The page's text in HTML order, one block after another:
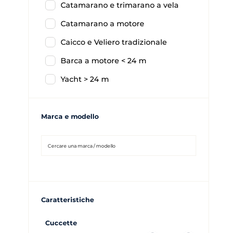
Catamarano e trimarano a vela
Catamarano a motore
Caicco e Veliero tradizionale
Barca a motore < 24 m
Yacht > 24 m
Marca e modello
Caratteristiche
Cuccette